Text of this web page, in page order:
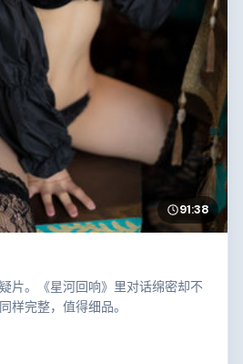
91:38
片。《星河回响》里对话绵密却不
样完整，值得细品。